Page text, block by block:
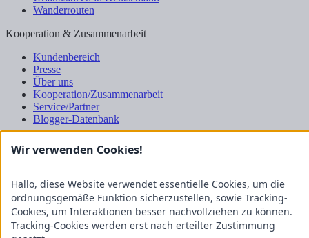
Wanderrouten
Kooperation & Zusammenarbeit
Kundenbereich
Presse
Über uns
Kooperation/Zusammenarbeit
Service/Partner
Blogger-Datenbank
Datenschutz
Nutzungsbestimmungen
Genuss Club
Wir verwenden Cookies!
Hallo, diese Website verwendet essentielle Cookies, um die
ordnungsgemäße Funktion sicherzustellen, sowie Tracking-
Cookies, um Interaktionen besser nachvollziehen zu können.
Tracking-Cookies werden erst nach erteilter Zustimmung